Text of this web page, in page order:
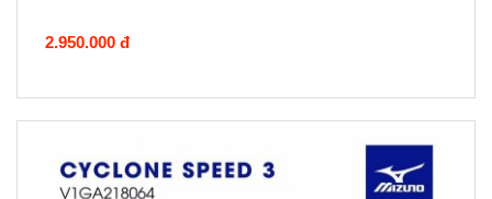
2.950.000 đ